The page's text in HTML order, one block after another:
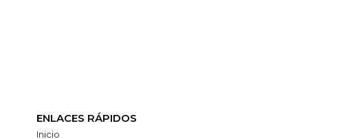
ENLACES RÁPIDOS
Inicio